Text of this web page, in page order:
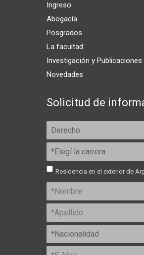
Ingreso
Abogacía
Posgrados
La facultad
Investigación y Publicaciones
Novedades
Solicitud de
Residencia en el exterior de